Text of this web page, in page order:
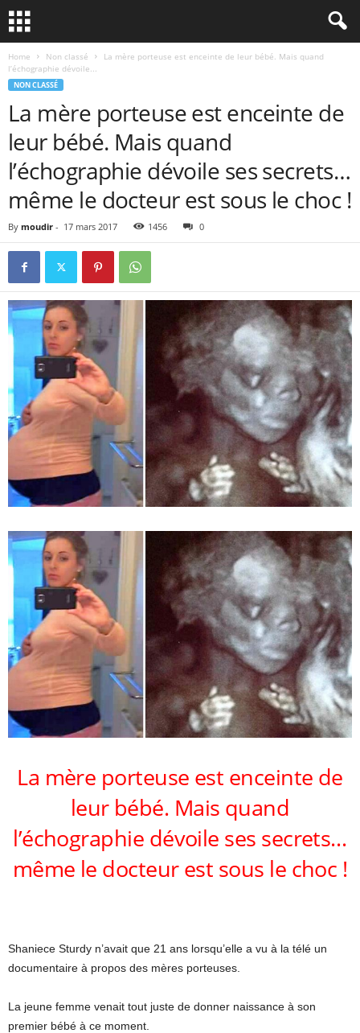
Home Non classé
La mère porteuse est enceinte de leur bébé. Mais quand
l’échographie dévoile...
NON CLASSÉ
La mère porteuse est enceinte de
leur bébé. Mais quand
l’échographie dévoile ses secrets…
même le docteur est sous le choc !
By moudir - 17 mars 2017 1456 0
La mère porteuse est enceinte de
leur bébé. Mais quand
l’échographie dévoile ses secrets…
même le docteur est sous le choc !
Shaniece Sturdy n’avait que 21 ans lorsqu’elle a vu à la télé un
documentaire à propos des mères porteuses.
La jeune femme venait tout juste de donner naissance à son
premier bébé à ce moment.